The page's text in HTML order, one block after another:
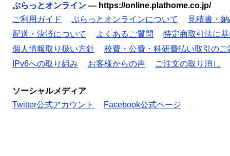
ぷらっとオンライン — https://online.plathome.co.jp/
ご利用ガイド
ぷらっとオンラインについて
見積書・
配送・決済について
よくあるご質問
特定商取引法に
個人情報取り扱い方針
校費・公費・科研費払い取引のご
IPv6への取り組み
お客様からの声 ご注文の取り消し
ソーシャルメディア
Twitter公式アカウント
Facebook公式ページ